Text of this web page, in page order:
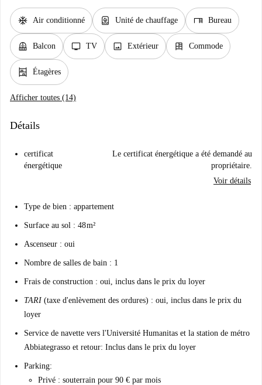
ac_unit Air conditionné water_heater Unité de chauffage desk Bureau
balcony Balcon tv TV image Extérieur dresser Commode
shelves Étagères
Afficher toutes (14)
Détails
certificat
énergétique
Le certificat énergétique a été demandé au
propriétaire.
Voir détails
Type de bien : appartement
Surface au sol : 48 m²
Ascenseur : oui
Nombre de salles de bain : 1
Frais de construction : oui, inclus dans le prix du loyer
TARI (taxe d'enlèvement des ordures) : oui, inclus dans le prix du
loyer
Service de navette vers l'Université Humanitas et la station de métro
Abbiategrasso et retour: Inclus dans le prix du loyer
Parking:
Privé : souterrain pour 90 € par mois